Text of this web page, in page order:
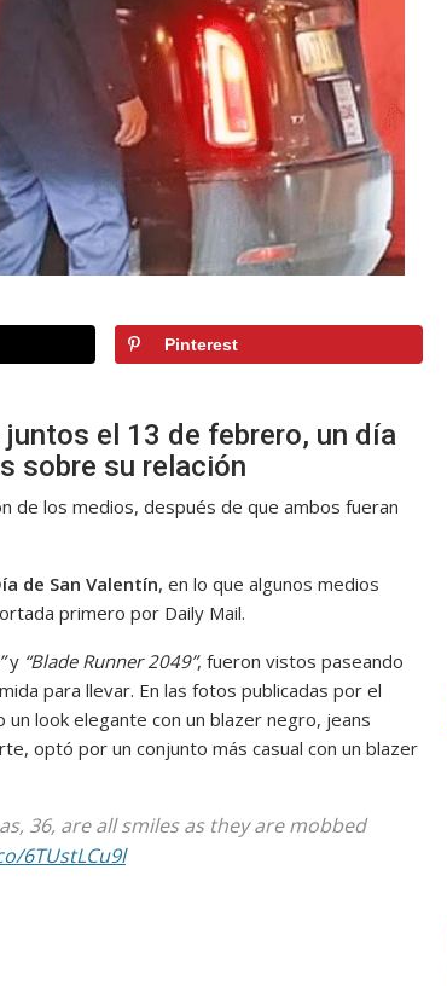
Pinterest
el 13 de febrero, un día
sobre su relación
de los medios, después de que ambos fueran
de San Valentín, en lo que algunos medios
primero por Daily Mail.
y “Blade Runner 2049”, fueron vistos paseando
para llevar. En las fotos publicadas por el
look elegante con un blazer negro, jeans
optó por un conjunto más casual con un blazer
36, are all smiles as they are mobbed
6TUstLCu9l